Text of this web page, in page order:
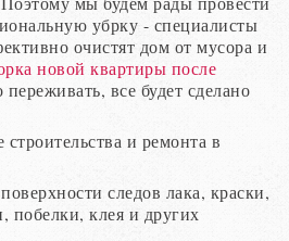
убрку - специалисты
очистят дом от мусора и
новой квартиры после
все будет сделано
и ремонта в
следов лака, краски,
побелки, клея и других